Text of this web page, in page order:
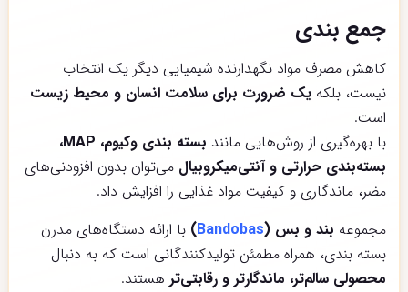
جمع بندی
کاهش مصرف مواد نگهدارنده شیمیایی دیگر یک انتخاب
نیست، بلکه یک ضرورت برای سلامت انسان و محیط زیست
است.
با بهره‌گیری از روش‌هایی مانند
بسته بندی وکیوم، MAP،
بسته‌بندی حرارتی و آنتی‌میکروبیال می‌توان بدون افزودنی‌های
مضر، ماندگاری و کیفیت مواد غذایی را افزایش داد.
مجموعه بند و بس (Bandobas
) با ارائه دستگاه‌های مدرن
بسته بندی، همراه مطمئن تولیدکنندگانی است که به دنبال
محصولی سالم‌تر، ماندگارتر و رقابتی‌ترهستند.